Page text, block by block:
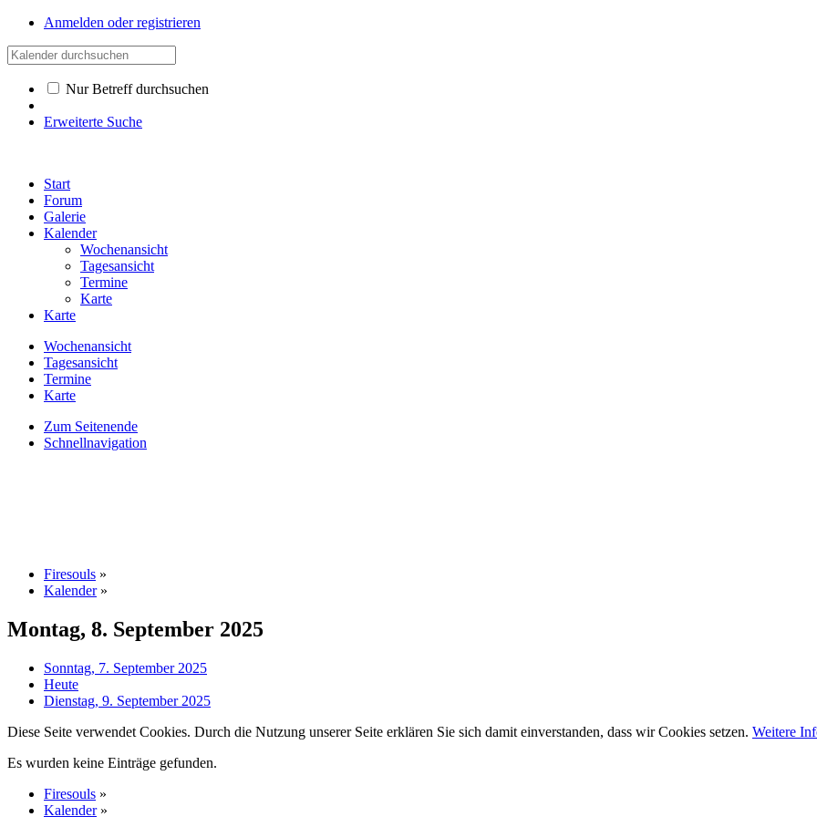
Anmelden oder registrieren
Nur Betreff durchsuchen
Erweiterte Suche
Start
Forum
Galerie
Kalender
Wochenansicht
Tagesansicht
Termine
Karte
Karte
Wochenansicht
Tagesansicht
Termine
Karte
Zum Seitenende
Schnellnavigation
Firesouls »
Kalender »
Montag, 8. September 2025
Sonntag, 7. September 2025
Heute
Dienstag, 9. September 2025
Diese Seite verwendet Cookies. Durch die Nutzung unserer Seite erklären Sie sich damit einverstanden, dass wir Cookies setzen. Weitere
Es wurden keine Einträge gefunden.
Firesouls »
Kalender »